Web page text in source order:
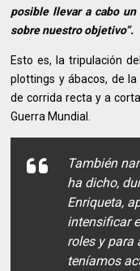
posible llevar a cabo
sobre nuestro objetivo”.
Esto es, la tripulación
plottings y ábacos, de
de corrida recta y a
Guerra Mundial.
También
ha dicho,
Enriqueta,
intensificar
roles y para
teníamos